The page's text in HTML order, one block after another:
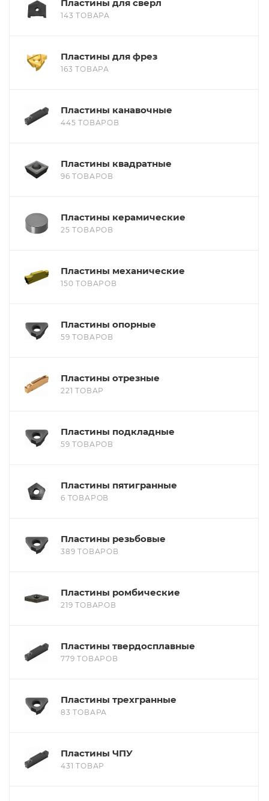
Пластины для сверл
143 ТОВАРА
Пластины для фрез
163 ТОВАРА
Пластины канавочные
445 ТОВАРОВ
Пластины квадратные
96 ТОВАРОВ
Пластины керамические
25 ТОВАРОВ
Пластины механические
150 ТОВАРОВ
Пластины опорные
59 ТОВАРОВ
Пластины отрезные
221 ТОВАР
Пластины подкладные
59 ТОВАРОВ
Пластины пятигранные
6 ТОВАРОВ
Пластины резьбовые
389 ТОВАРОВ
Пластины ромбические
219 ТОВАРОВ
Пластины твердосплавные
779 ТОВАРОВ
Пластины трехгранные
83 ТОВАРА
Пластины ЧПУ
431 ТОВАР